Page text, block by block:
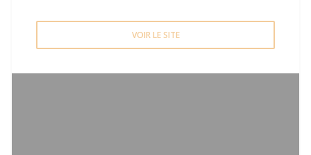
VOIR LE SITE